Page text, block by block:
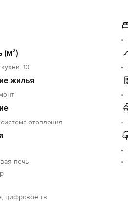
(м²)
10
жилья
отопления
печь
цифровое тв